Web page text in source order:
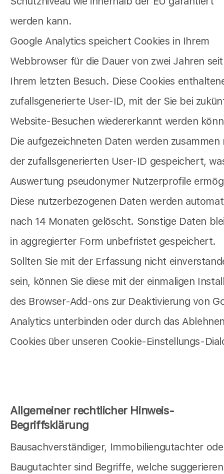
werden kann.
Google Analytics speichert Cookies in Ihrem
Webbrowser für die Dauer von zwei Jahren seit
Ihrem letzten Besuch. Diese Cookies
zufallsgenerierte User-ID, mit der Sie bei
Website-Besuchen wiedererkannt werden
Die aufgezeichneten Daten werden zusammen
der zufallsgenerierten User-ID gespeichert,
Auswertung pseudonymer Nutzerprofile
Diese nutzerbezogenen Daten werden
nach 14 Monaten gelöscht. Sonstige Daten
in aggregierter Form unbefristet gespeichert.
Sollten Sie mit der Erfassung nicht
sein, können Sie diese mit der einmaligen
des Browser-Add-ons zur Deaktivierung von
Analytics unterbinden oder durch das
Cookies über unseren Cookie-Einstellungs-
Allgemeiner rechtlicher Hinweis-
Begriffsklärung
Bausachverständiger, Immobiliengutachter
Baugutachter sind Begriffe, welche suggerieren